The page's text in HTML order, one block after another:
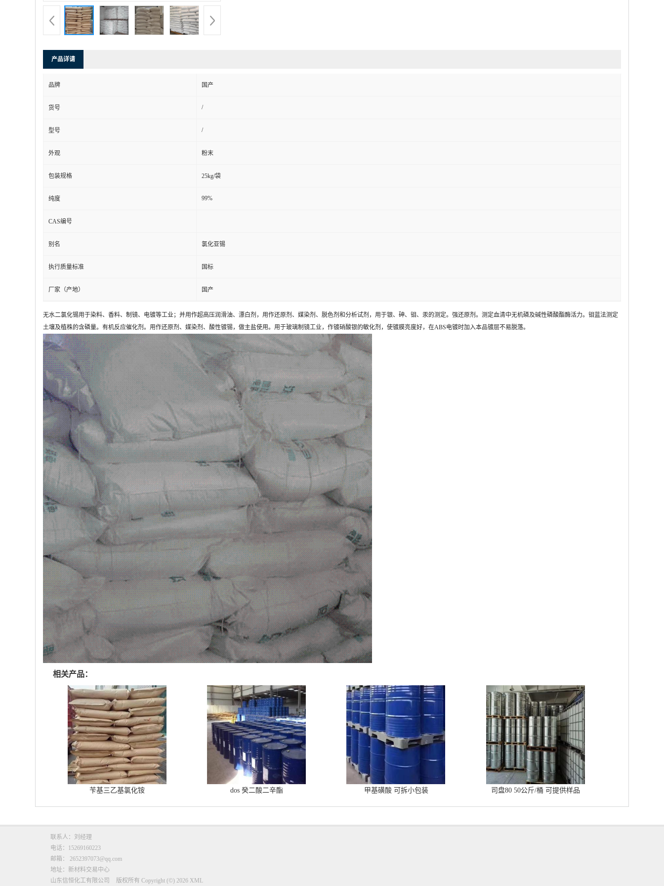
产品详请
品牌 国产
货号 /
型号 /
外观 粉末
包装规格 25kg/袋
纯度 99%
CAS编号
别名 氯化亚锡
执行质量标准 国标
厂家（产地） 国产
无水二氯化锡用于染料、香料、制镜、电镀等工业；并用作超高压润滑油、漂白剂，用作还原剂、媒染剂、脱色剂和分析试剂，用于银、砷、钼、汞的测定。强还原剂。测定血清中无机磷及碱性磷酸酯酶活力。钼蓝法测定
土壤及植株的含磷量。有机反应催化剂。用作还原剂、媒染剂、酸性镀锡，做主盐使用。用于玻璃制镜工业，作镀硝酸银的敏化剂，使镀膜亮度好，在ABS电镀时加入本品镀层不易脱落。
相关产品：
苄基三乙基氯化铵 dos 癸二酸二辛酯 甲基磺酸 可拆小包装 司盘80 50公斤/桶 可提供样品
联系人：刘经理
电话：15269160223
邮箱： 2652397073@qq.com
地址：新材料交易中心
山东信恒化工有限公司
版权所有 Copyright (©) 2026 XML